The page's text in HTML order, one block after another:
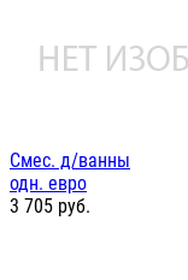
Смес. д/ванны
одн. евро
3 705 руб.